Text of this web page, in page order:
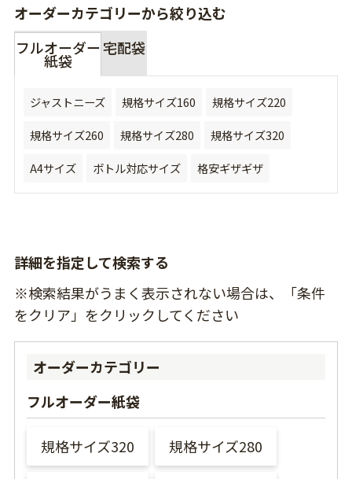
オーダーカテゴリーから絞り込む
フルオーダー
紙袋
宅配袋
ジャストニーズ 規格サイズ160
規格サイズ220
規格サイズ260
規格サイズ280
規格サイズ320
A4サイズ
ボトル対応サイズ 格安ギザギザ
詳細を指定して検索する
※検索結果がうまく表示されない場合は、「条件
をクリア」をクリックしてください
オーダーカテゴリー
フルオーダー紙袋
規格サイズ320 規格サイズ280